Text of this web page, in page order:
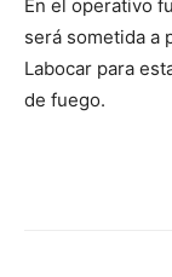
audio
En el operativo
será sometida a
Labocar para
de fuego.